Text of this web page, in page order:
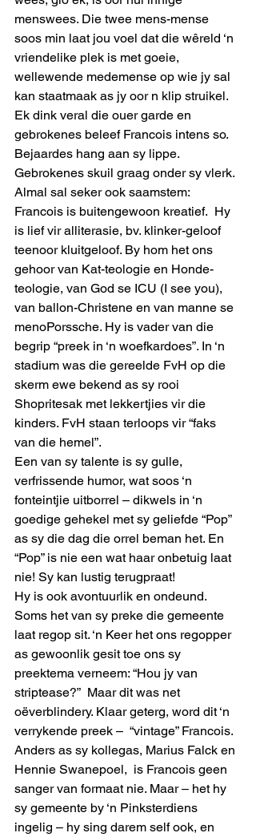
menswees. Die twee mens-mense
soos min laat jou voel dat die wêreld ‘n
vriendelike plek is met goeie,
wellewende medemense op wie jy sal
kan staatmaak as jy oor n klip struikel.
Ek dink veral die ouer garde en
gebrokenes beleef Francois intens so.
Bejaardes hang aan sy lippe.
Gebrokenes skuil graag onder sy vlerk.
Almal sal seker ook saamstem:
Francois is buitengewoon kreatief.  Hy
is lief vir alliterasie, bv. klinker-geloof
teenoor kluitgeloof. By hom het ons
gehoor van Kat-teologie en Honde-
teologie, van God se ICU (I see you),
van ballon-Christene en van manne se
menoPorssche. Hy is vader van die
begrip “preek in ‘n woefkardoes”. In ‘n
stadium was die gereelde FvH op die
skerm ewe bekend as sy rooi
Shopritesak met lekkertjies vir die
kinders. FvH staan terloops vir “faks
van die hemel”.
Een van sy talente is sy gulle,
verfrissende humor, wat soos ‘n
fonteintjie uitborrel – dikwels in ‘n
goedige gehekel met sy geliefde “Pop”
as sy die dag die orrel beman het. En
“Pop” is nie een wat haar onbetuig laat
nie! Sy kan lustig terugpraat!
Hy is ook avontuurlik en ondeund.
Soms het van sy preke die gemeente
laat regop sit. ‘n Keer het ons regopper
as gewoonlik gesit toe ons sy
preektema verneem: “Hou jy van
striptease?”  Maar dit was net
oëverblindery. Klaar geterg, word dit ‘n
verrykende preek –  “vintage” Francois.
Anders as sy kollegas, Marius Falck en
Hennie Swanepoel,  is Francois geen
sanger van formaat nie. Maar – het hy
sy gemeente by ‘n Pinksterdiens
ingelig – hy sing darem self ook, en